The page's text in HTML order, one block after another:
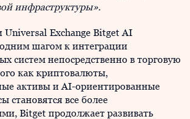
инфраструктуры».
Universal Exchange Bitget AI
шагом к интеграции
систем непосредственно в торговую
как криптовалюты,
активы и AI-ориентированные
становятся все более
Bitget продолжает развивать